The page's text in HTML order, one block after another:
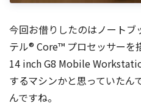
今回お借りしたのはノートブ
テル® Core™ プロセッサー
14 inch G8 Mobile
するマシンかと思っていたん
んですね。